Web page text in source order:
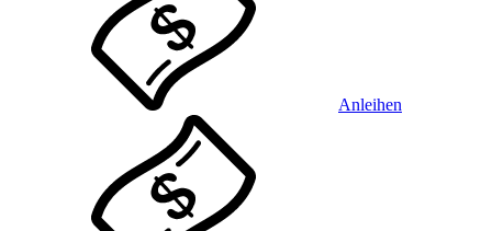
Anleihen